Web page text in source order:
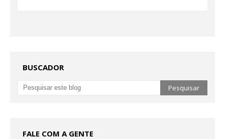
BUSCADOR
FALE COM A GENTE